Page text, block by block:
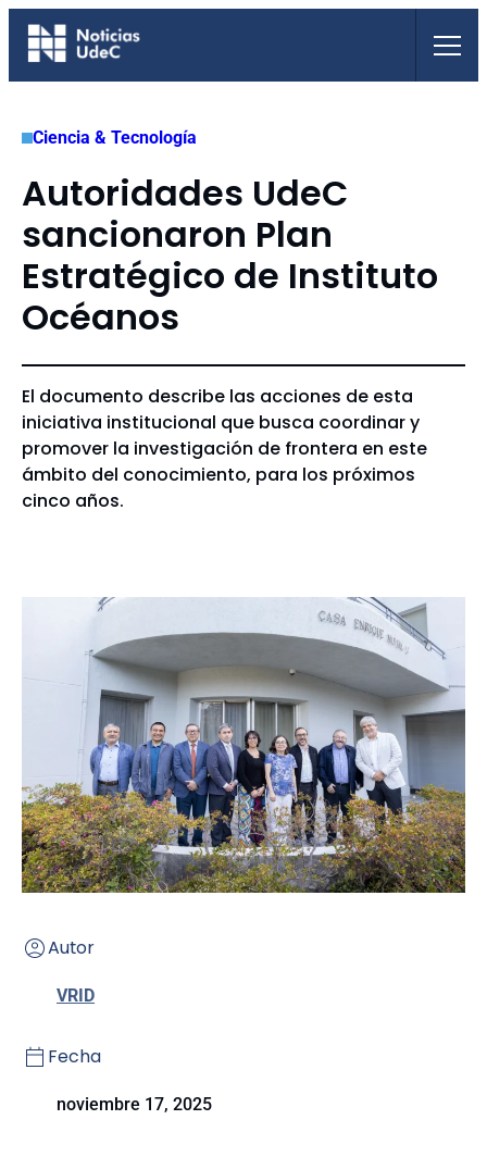
Saltar
Ciencia & Tecnología
Autoridades UdeC
sancionaron Plan
Estratégico de Instituto
Océanos
El documento describe las acciones de esta
iniciativa institucional que busca coordinar y
promover la investigación de frontera en este
ámbito del conocimiento, para los próximos
cinco años.
Autor
VRID
Fecha
noviembre 17, 2025